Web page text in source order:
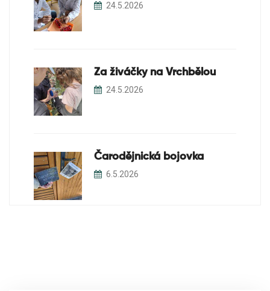
24.5.2026
Za živáčky na Vrchbělou
24.5.2026
Čarodějnická bojovka
6.5.2026